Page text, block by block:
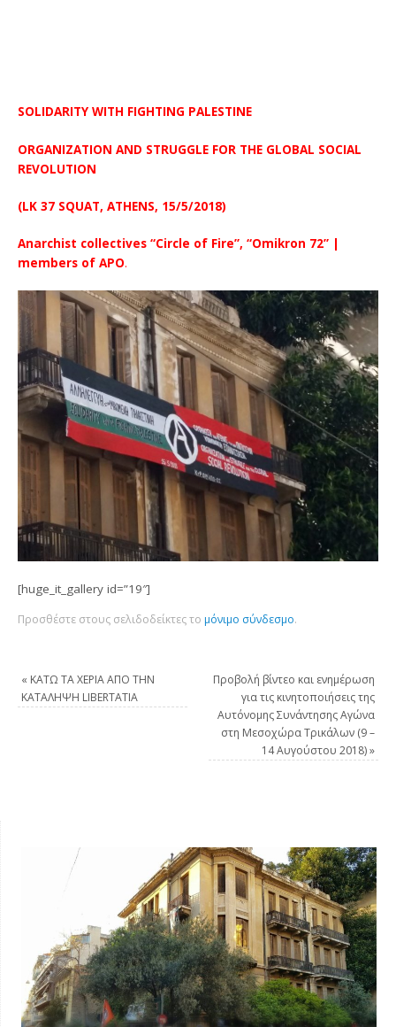
SOLIDARITY WITH FIGHTING PALESTINE
ORGANIZATION AND STRUGGLE FOR THE GLOBAL SOCIAL
REVOLUTION
(LK 37 SQUAT, ATHENS, 15/5/2018)
Anarchist collectives “Circle of Fire”, “Omikron 72” |
members of APO.
[huge_it_gallery id=”19″]
Προσθέστε στους σελιδοδείκτες το μόνιμο σύνδεσμο.
« ΚΑΤΩ ΤΑ ΧΕΡΙΑ ΑΠΟ ΤΗΝ
ΚΑΤΑΛΗΨΗ LIBERTATIA
Προβολή βίντεο και ενημέρωση
για τις κινητοποιήσεις της
Αυτόνομης Συνάντησης Αγώνα
στη Μεσοχώρα Τρικάλων (9 –
14 Αυγούστου 2018)»